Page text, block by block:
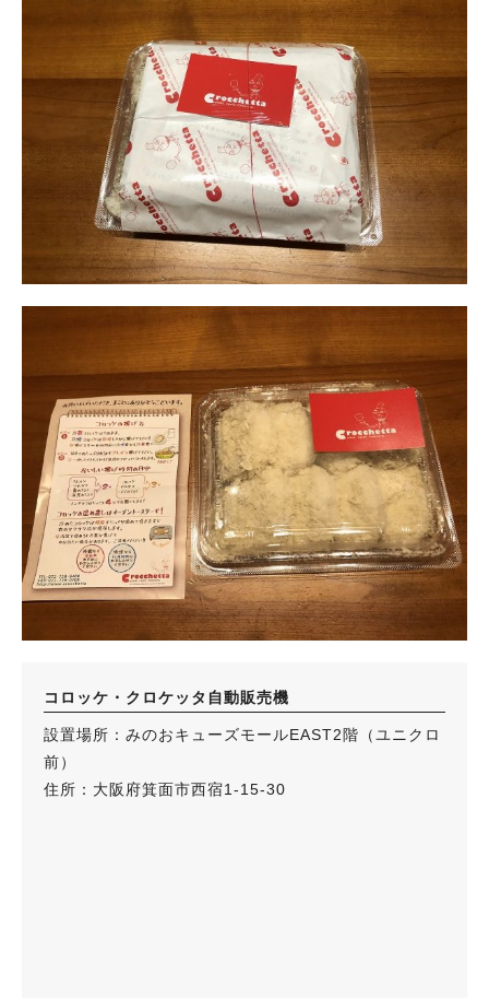
コロッケ・クロケッタ自動販売機
設置場所：みのおキューズモールEAST2階（ユニクロ
前）
住所：大阪府箕面市西宿1-15-30